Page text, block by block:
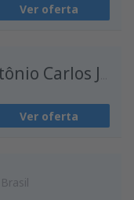
(OPO)
Ver oferta
Ver oferta
Brasil